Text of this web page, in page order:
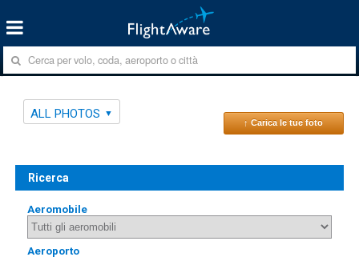
ALL PHOTOS
↑ Carica le tue foto
Ricerca
Aeromobile
Aeroporto